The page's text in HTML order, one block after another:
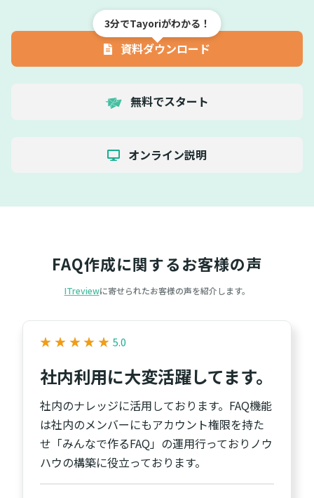
3分でTayoriがわかる！
資料ダウンロード
無料でスタート
オンライン説明
FAQ作成に関するお客様の声
ITreviewに寄せられたお客様の声を紹介します。
★
★ ★
★ ★
★ ★
★ ★
★ 5.0
社内利用に大変活躍してます。
社内のナレッジに活用しております。FAQ機能
は社内のメンバーにもアカウント権限を持た
せ「みんなで作るFAQ」の運用行っておりノウ
ハウの構築に役立っております。